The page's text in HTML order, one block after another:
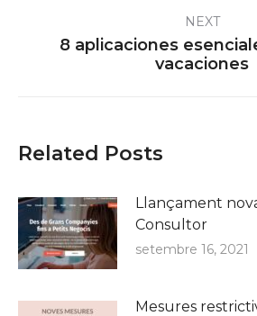
NEXT
Next
post:
8 aplicaciones
vacaciones
Related Posts
Llançament
Consultor
setembre 16, 2021
Mesures